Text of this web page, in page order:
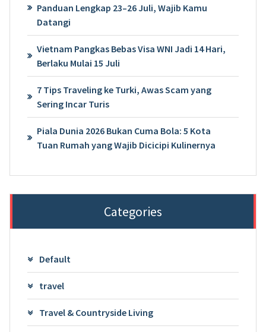
Panduan Lengkap 23–26 Juli, Wajib Kamu
Datangi
Vietnam Pangkas Bebas Visa WNI Jadi 14 Hari,
Berlaku Mulai 15 Juli
7 Tips Traveling ke Turki, Awas Scam yang
Sering Incar Turis
Piala Dunia 2026 Bukan Cuma Bola: 5 Kota
Tuan Rumah yang Wajib Dicicipi Kulinernya
Categories
Default
travel
Travel & Countryside Living